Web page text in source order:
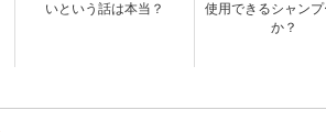
いという話は本当？
使用できるシャン
か？